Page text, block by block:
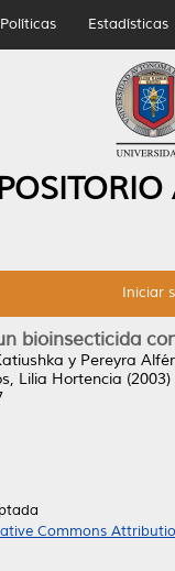
Políticas Estadísticas
Iniciar
bioinsecticida
y Pereyra
Lilia Hortencia (2003)
Commons